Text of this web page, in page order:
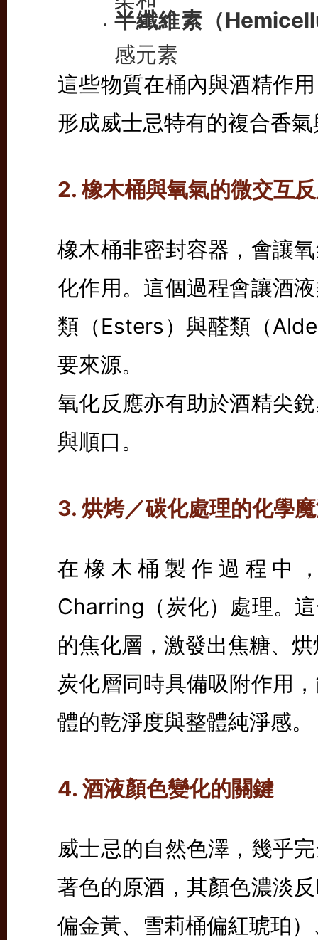
半纖維素（
感元素
這些物質在桶內與酒精作
形成威士忌特有的複合香
2. 橡木桶與氧氣的微交互
橡木桶非密封容器，會讓
化作用。這個過程會讓酒
類（Esters）與醛類（
要來源。
氧化反應亦有助於酒精尖
與順口。
3. 烘烤／碳化處理的化學
在橡木桶製作過程中
Charring（炭化）處理。
的焦化層，激發出焦糖、
炭化層同時具備吸附作用
體的乾淨度與整體純淨感。
4. 酒液顏色變化的關鍵
威士忌的自然色澤，幾乎
著色的原酒，其顏色濃淡
偏金黃、雪莉桶偏紅琥珀